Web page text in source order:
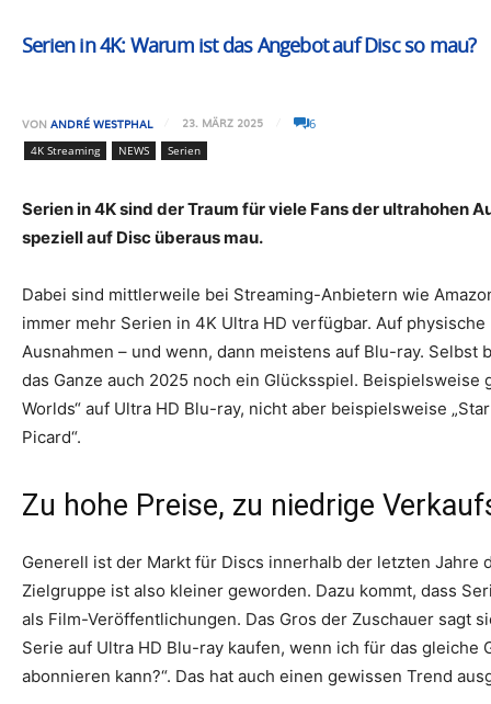
Serien in 4K: Warum ist das Angebot auf Disc so mau?
VON ANDRÉ WESTPHAL 23. MÄRZ 2025 6
4K Streaming NEWS Serien
Serien in 4K sind der Traum für viele Fans der ultrahohen
speziell auf Disc überaus mau.
Dabei sind mittlerweile bei Streaming-Anbietern wie
immer mehr Serien in 4K Ultra HD verfügbar. Auf
Ausnahmen – und wenn, dann meistens auf Blu-ray. Selbst
das Ganze auch 2025 noch ein Glücksspiel. Beispielsweise
Worlds“ auf Ultra HD Blu-ray, nicht aber beispielsweise
Picard“.
Zu hohe Preise, zu niedrige
Generell ist der Markt für Discs innerhalb der letzten
Zielgruppe ist also kleiner geworden. Dazu kommt, dass
als Film-Veröffentlichungen. Das Gros der Zuschauer sagt
Serie auf Ultra HD Blu-ray kaufen, wenn ich für das gleiche
abonnieren kann?“. Das hat auch einen gewissen Trend